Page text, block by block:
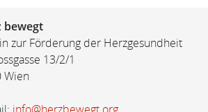
bewegt
zur Förderung der Herzgesundheit
13/2/1
Wien